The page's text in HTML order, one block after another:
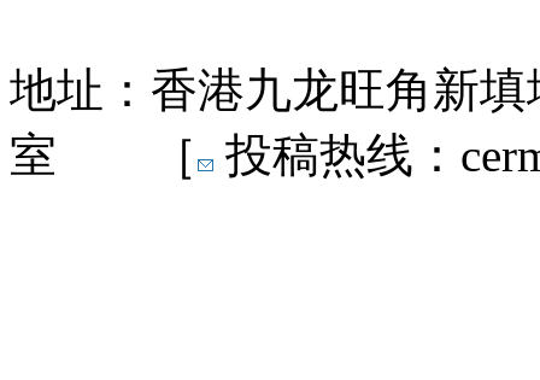
地址：香港九龙旺角新
室 ［
投稿热线：